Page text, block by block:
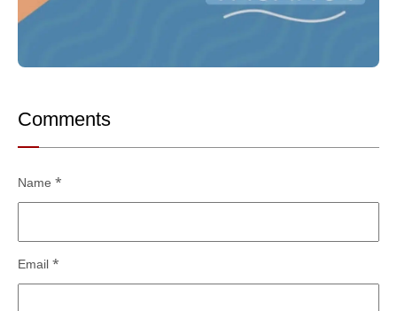
Comments
Name *
Email *